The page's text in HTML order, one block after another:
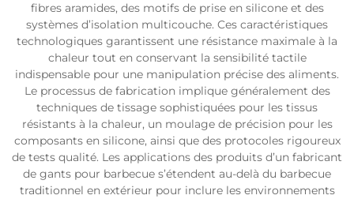
fibres aramides, des motifs de prise en silicone et des
systèmes d’isolation multicouche. Ces caractéristiques
technologiques garantissent une résistance maximale à la
chaleur tout en conservant la sensibilité tactile
indispensable pour une manipulation précise des aliments.
Le processus de fabrication implique généralement des
techniques de tissage sophistiquées pour les tissus
résistants à la chaleur, un moulage de précision pour les
composants en silicone, ainsi que des protocoles rigoureux
de tests qualité. Les applications des produits d’un fabricant
de gants pour barbecue s’étendent au-delà du barbecue
traditionnel en extérieur pour inclure les environnements